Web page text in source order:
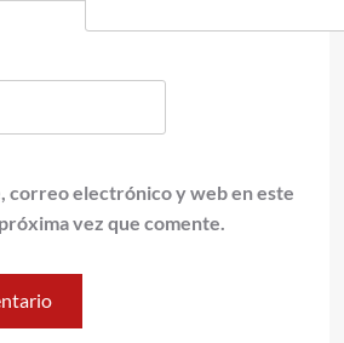
correo electrónico y web en este
vez que comente.